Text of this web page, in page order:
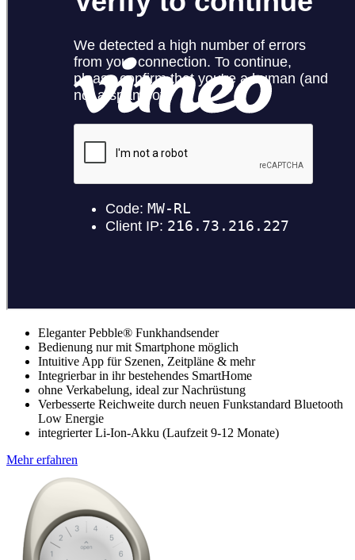
Eleganter Pebble® Funkhandsender
Bedienung nur mit Smartphone möglich
Intuitive App für Szenen, Zeitpläne & mehr
Integrierbar in ihr bestehendes SmartHome
ohne Verkabelung, ideal zur Nachrüstung
Verbesserte Reichweite durch neuen Funkstandard Bluetooth
Low Energie
integrierter Li-Ion-Akku (Laufzeit 9-12 Monate)
Mehr erfahren